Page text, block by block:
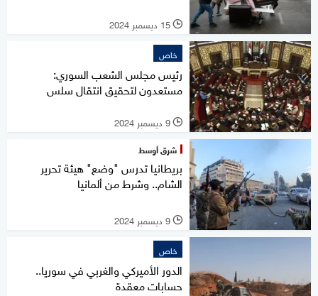
l 15 ديسمبر 2024
خاص
رئيس مجلس الشعب السوري:
مستعدون لتحقيق انتقال سلس
l 9 ديسمبر 2024
شرق أوسط
بريطانيا تدرس "وضع" هيئة تحرير
الشام.. وشرط من ألمانيا
l 9 ديسمبر 2024
خاص
الدور الأميركي والغربي في سوريا..
حسابات معقدة